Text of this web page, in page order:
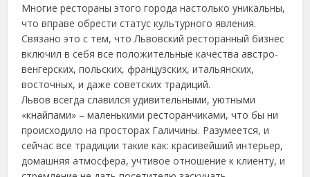
Многие рестораны этого города настолько уникальны,
что вправе обрести статус культурного явления.
Связано это с тем, что Львовский ресторанный бизнес
включил в себя все положительные качества австро-
венгерских, польских, французских, итальянских,
восточных, и даже советских традиций.
Львов всегда славился удивительными, уютными
«кнайпами» – маленькими ресторанчиками, что бы ни
происходило на просторах Галичины. Разумеется, и
сейчас все традиции такие как: красивейший интерьер,
домашняя атмосфера, учтивое отношение к клиенту, и